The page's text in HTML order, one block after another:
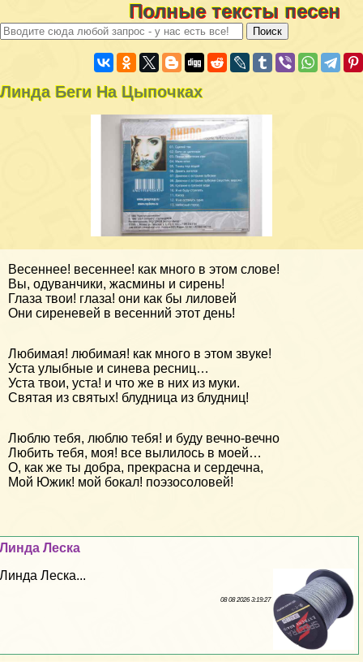
Полные тексты песен
Линда Беги На Цыпочках
Весеннее! весеннее! как много в этом слове!
Вы, одуванчики, жасмины и сирень!
Глаза твои! глаза! они как бы лиловей
Они сиреневей в весенний этот день!
Любимая! любимая! как много в этом звуке!
Уста улыбные и синева ресниц…
Уста твои, уста! и что же в них из муки.
Святая из святых! блудница из блудниц!
Люблю тебя, люблю тебя! и буду вечно-вечно
Любить тебя, моя! все вылилось в моей…
О, как же ты добра, прекрасна и сердечна,
Мой Южик! мой бокал! поэзосоловей!
Линда Леска
Линда Леска...
08 08 2026 3:19:27